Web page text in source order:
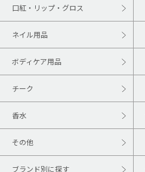
口紅・リップ・グロス
ネイル用品
ボディケア用品
チーク
香水
その他
ブランド別に探す